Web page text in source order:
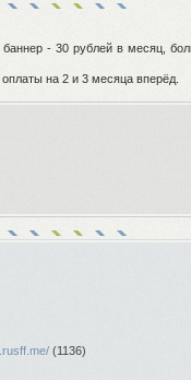
- 30 рублей в месяц,
на 2 и 3 месяца вперёд.
(1136)